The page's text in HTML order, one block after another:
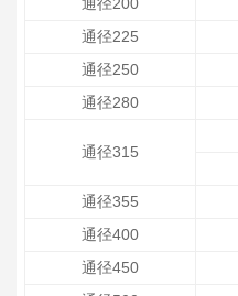
通径225
通径250
通径280
通径315
通径355
通径400
通径450